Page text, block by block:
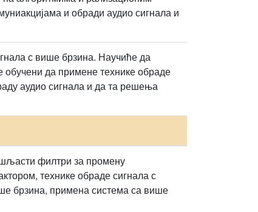
и обради аудио сигнала и
с више брзина. Научиће да
да примене технике обраде
аудио сигнала и да та решења
филтри за промену
технике обраде сигнала с
брзина, примена система са више